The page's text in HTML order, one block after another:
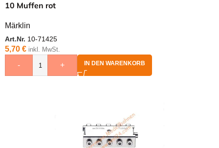
10 Muffen rot
Märklin
Art.Nr. 10-71425
5,70 € inkl. MwSt.
- + IN DEN WARENKORB